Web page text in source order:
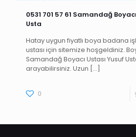
0531 701 57 61 Samandağ
Usta
Hatay uygun fiyatlı boya badana
ustası için sitemize hoşgeldiniz.
Samandağ Boyacı Ustası Yusuf
arayabilirsiniz. Uzun […]
0